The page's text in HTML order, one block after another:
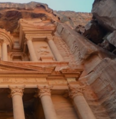
MAN
DENKT
…